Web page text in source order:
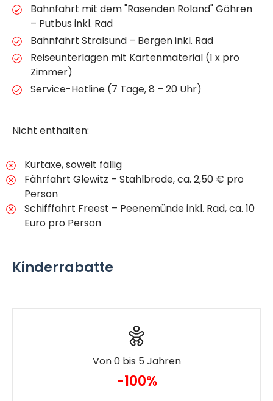
Bahnfahrt mit dem "Rasenden Roland" Göhren
– Putbus inkl. Rad
Bahnfahrt Stralsund – Bergen inkl. Rad
Reiseunterlagen mit Kartenmaterial (1 x pro
Zimmer)
Service-Hotline (7 Tage, 8 – 20 Uhr)
Nicht enthalten:
Kurtaxe, soweit fällig
Fährfahrt Glewitz – Stahlbrode, ca. 2,50 € pro
Person
Schifffahrt Freest – Peenemünde inkl. Rad, ca. 10
Euro pro Person
Kinderrabatte
Von 0 bis 5 Jahren
-100%